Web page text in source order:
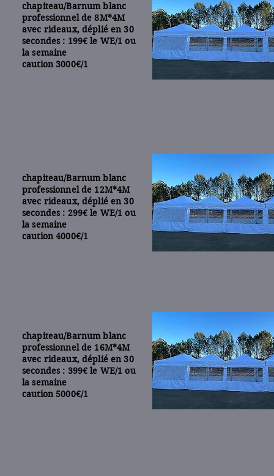
chapiteau/Barnum blanc
professionnel de 8M*4M
avec rideaux, déplié en 30
secondes : 199€ le WE/1 ou
la semaine
caution 3000€/1
chapiteau/Barnum blanc
professionnel de 12M*4M
avec rideaux, déplié en 30
secondes : 299€ le WE/1 ou
la semaine
caution 4000€/1
chapiteau/Barnum blanc
professionnel de 16M*4M
avec rideaux, déplié en 30
secondes : 399€ le WE/1 ou
la semaine
caution 5000€/1